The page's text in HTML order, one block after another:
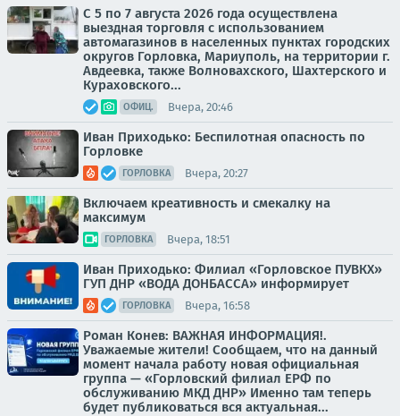
С 5 по 7 августа 2026 года осуществлена
выездная торговля с использованием
автомагазинов в населенных пунктах городских
округов Горловка, Мариуполь, на территории г.
Авдеевка, также Волновахского, Шахтерского и
Кураховского...
ОФИЦ. Вчера, 20:46
Иван Приходько: Беспилотная опасность по
Горловке
ГОРЛОВКА Вчера, 20:27
Включаем креативность и смекалку на
максимум
ГОРЛОВКА Вчера, 18:51
Иван Приходько: Филиал «Горловское ПУВКХ»
ГУП ДНР «ВОДА ДОНБАССА» информирует
ГОРЛОВКА Вчера, 16:58
Роман Конев: ВАЖНАЯ ИНФОРМАЦИЯ!.
Уважаемые жители! Сообщаем, что на данный
момент начала работу новая официальная
группа — «Горловский филиал ЕРФ по
обслуживанию МКД ДНР» Именно там теперь
будет публиковаться вся актуальная...